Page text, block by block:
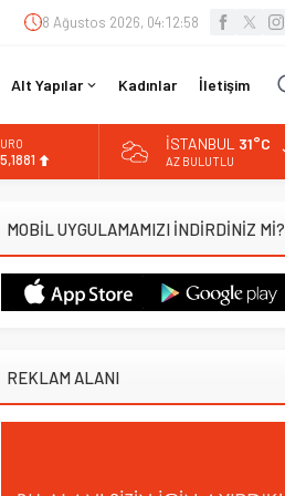
8 Ağustos 2026, 04:12:59
Alt Yapılar Kadınlar İletişim
13.779,39
DOLAR
İSTANBUL 31°C
AZ BULUTLU
MOBİL UYGULAMAMIZI İNDİRDİNİZ Mİ?
REKLAM ALANI